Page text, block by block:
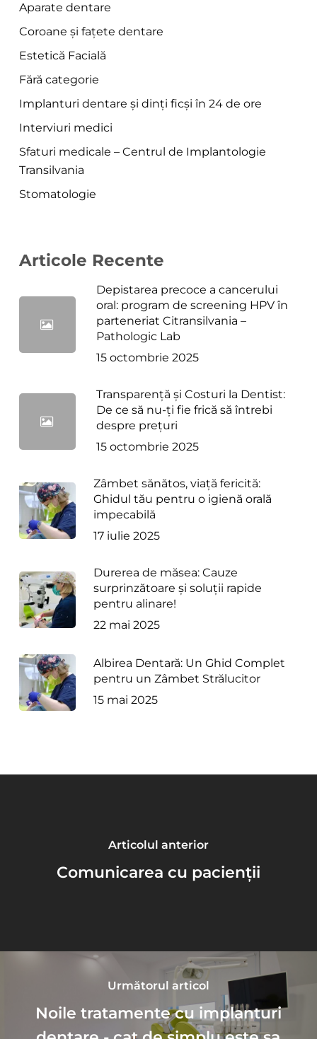
Aparate dentare
Coroane și fațete dentare
Estetică Facială
Fără categorie
Implanturi dentare și dinți ficși în 24 de ore
Interviuri medici
Sfaturi medicale – Centrul de Implantologie
Transilvania
Stomatologie
Articole Recente
Depistarea precoce a cancerului
oral: program de screening HPV în
parteneriat Citransilvania –
Pathologic Lab
15 octombrie 2025
Transparență și Costuri la Dentist:
De ce să nu-ți fie frică să întrebi
despre prețuri
15 octombrie 2025
Zâmbet sănătos, viață fericită:
Ghidul tău pentru o igienă orală
impecabilă
17 iulie 2025
Durerea de măsea: Cauze
surprinzătoare și soluții rapide
pentru alinare!
22 mai 2025
Albirea Dentară: Un Ghid Complet
pentru un Zâmbet Strălucitor
15 mai 2025
Articolul anterior
Comunicarea cu pacienții
Următorul articol
Noile tratamente cu implanturi